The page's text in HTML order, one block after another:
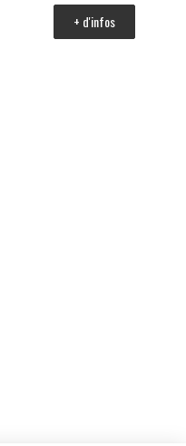
+ d'infos